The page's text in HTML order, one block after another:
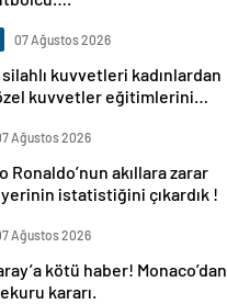
07 Ağustos 2026
kuvvetleri kadınlardan
kuvvetler eğitimlerini
Ağustos 2026
Ronaldo’nun akıllara zarar
istatistiğini çıkardık !
Ağustos 2026
kötü haber! Monaco’dan
kararı.